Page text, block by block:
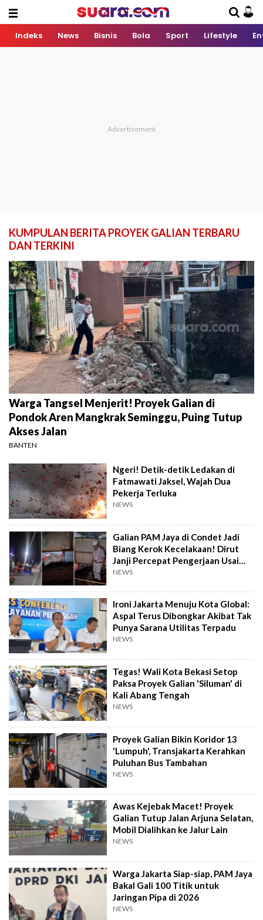
Indeks News Bisnis Bola Sport Lifestyle
KUMPULAN BERITA PROYEK GALIAN TERBARU
DAN TERKINI
Warga Tangsel Menjerit! Proyek Galian di
Pondok Aren Mangkrak Seminggu, Puing Tutup
Akses Jalan
BANTEN
Ngeri! Detik-detik Ledakan di
Fatmawati Jaksel, Wajah Dua
Pekerja Terluka
NEWS
Galian PAM Jaya di Condet Jadi
Biang Kerok Kecelakaan! Dirut
Janji Percepat Pengerjaan Usai
Viral
NEWS
Ironi Jakarta Menuju Kota Global:
Aspal Terus Dibongkar Akibat Tak
Punya Sarana Utilitas Terpadu
NEWS
Tegas! Wali Kota Bekasi Setop
Paksa Proyek Galian 'Siluman' di
Kali Abang Tengah
NEWS
Proyek Galian Bikin Koridor 13
'Lumpuh', Transjakarta Kerahkan
Puluhan Bus Tambahan
NEWS
Awas Kejebak Macet! Proyek
Galian Tutup Jalan Arjuna Selatan,
Mobil Dialihkan ke Jalur Lain
NEWS
Warga Jakarta Siap-siap, PAM Jaya
Bakal Gali 100 Titik untuk
Jaringan Pipa di 2026
NEWS